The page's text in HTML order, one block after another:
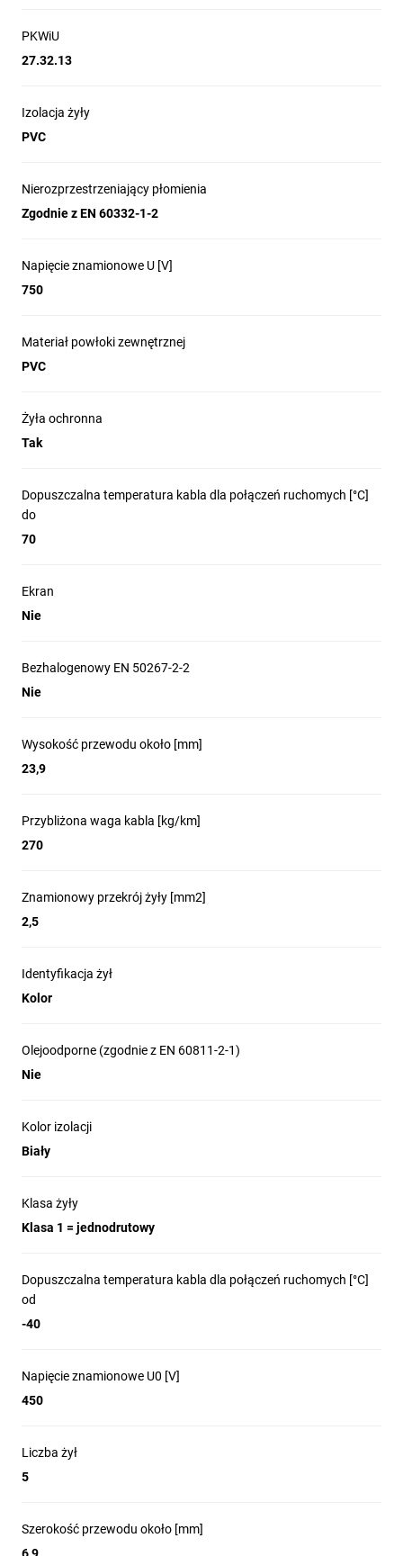
PKWiU
27.32.13
Izolacja żyły
PVC
Nierozprzestrzeniający płomienia
Zgodnie z EN 60332-1-2
Napięcie znamionowe U [V]
750
Materiał powłoki zewnętrznej
PVC
Żyła ochronna
Tak
Dopuszczalna temperatura kabla dla połączeń ruchomych [°C]
do
70
Ekran
Nie
Bezhalogenowy EN 50267-2-2
Nie
Wysokość przewodu około [mm]
23,9
Przybliżona waga kabla [kg/km]
270
Znamionowy przekrój żyły [mm2]
2,5
Identyfikacja żył
Kolor
Olejoodporne (zgodnie z EN 60811-2-1)
Nie
Kolor izolacji
Biały
Klasa żyły
Klasa 1 = jednodrutowy
Dopuszczalna temperatura kabla dla połączeń ruchomych [°C]
od
-40
Napięcie znamionowe U0 [V]
450
Liczba żył
5
Szerokość przewodu około [mm]